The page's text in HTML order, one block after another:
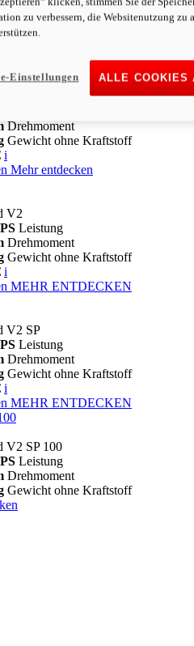
Drehmoment
Gewicht ohne Kraftstoff
i
Drehmoment
Gewicht ohne Kraftstoff
i
Mehr entdecken
V2
Leistung
Drehmoment
Gewicht ohne Kraftstoff
i
MEHR ENTDECKEN
V2 SP
Leistung
Drehmoment
Gewicht ohne Kraftstoff
i
MEHR ENTDECKEN
V2 SP 100
Leistung
Drehmoment
Gewicht ohne Kraftstoff
zu verbessern, die Websitenutzung zu
ALLE COOKIES
Einstellungen